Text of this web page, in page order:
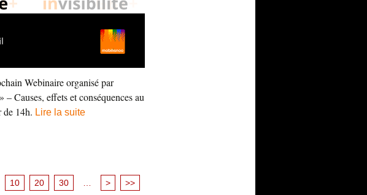
Webinaire organisé par
Causes, effets et conséquences au
de 14h. Lire la suite
10 20 30 > >>